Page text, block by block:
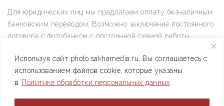
Используя сайт photo.sakhamedia.ru, Вы соглашаетесь с
использованием файлов cookie, которые указаны
в Политике обработки персональных данных
Для юридических лиц мы предлагаем оплату безналичным
банковским переводом. Возможно заключение постоянного
договора с фотобанком с постоянной схемой работы.
Позвоните нам по телефону +7(4112) 42-09-42 — и мы
ответим на все ваши вопросы